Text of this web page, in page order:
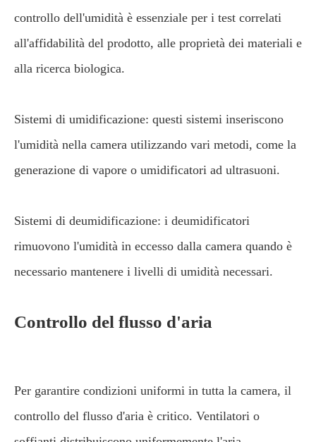
controllo dell'umidità è essenziale per i test correlati
all'affidabilità del prodotto, alle proprietà dei materiali e
alla ricerca biologica.
Sistemi di umidificazione: questi sistemi inseriscono
l'umidità nella camera utilizzando vari metodi, come la
generazione di vapore o umidificatori ad ultrasuoni.
Sistemi di deumidificazione: i deumidificatori
rimuovono l'umidità in eccesso dalla camera quando è
necessario mantenere i livelli di umidità necessari.
Controllo del flusso d'aria
Per garantire condizioni uniformi in tutta la camera, il
controllo del flusso d'aria è critico. Ventilatori o